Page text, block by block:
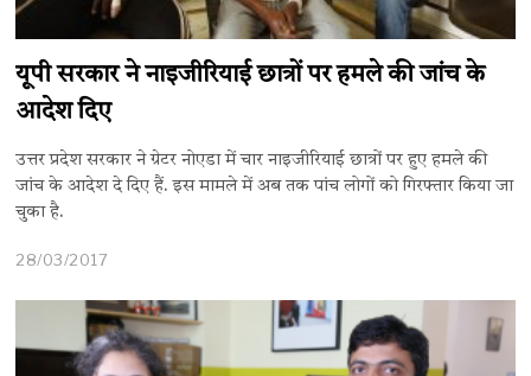
यूपी सरकार ने नाइजीरियाई छात्रों पर हमले की जांच के
आदेश दिए
उत्तर प्रदेश सरकार ने ग्रेटर नोएडा में चार नाइजीरियाई छात्रों पर हुए हमले की
जांच के आदेश दे दिए हैं. इस मामले में अब तक पांच लोगों को गिरफ्तार किया जा
चुका है.
28/03/2017